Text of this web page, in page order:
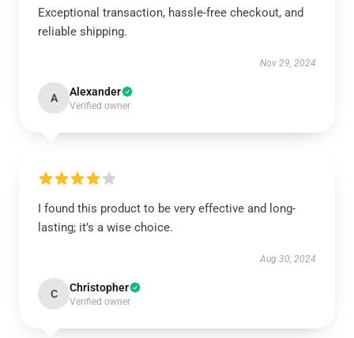
Exceptional transaction, hassle-free checkout, and
reliable shipping.
Nov 29, 2024
A Alexander
Verified owner
I found this product to be very effective and long-
lasting; it’s a wise choice.
Aug 30, 2024
C Christopher
Verified owner